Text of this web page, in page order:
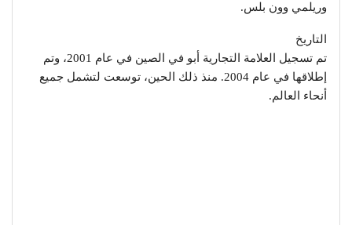
وريلمي وون بلس.
التاريخ
تم تسجيل العلامة التجارية أبو في الصين في عام 2001، وتم
إطلاقها في عام 2004. منذ ذلك الحين، توسعت لتشمل جميع
أنحاء العالم.